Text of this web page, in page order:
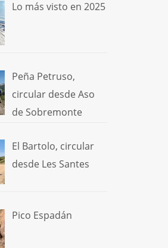
Lo más visto en 2025
Peña Petruso,
circular desde Aso
de Sobremonte
El Bartolo, circular
desde Les Santes
Pico Espadán